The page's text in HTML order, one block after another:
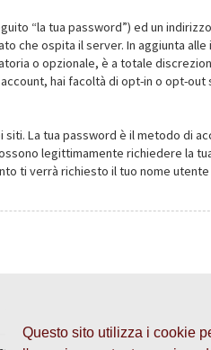
Questo sito utilizza i cookie
“la tua password”) ed un
che ospita il server. In aggiunta
o opzionale, è a totale
hai facoltà di opt-in o opt-
La tua password è il metodo di
legittimamente richiedere la
ti verrà richiesto il tuo nome